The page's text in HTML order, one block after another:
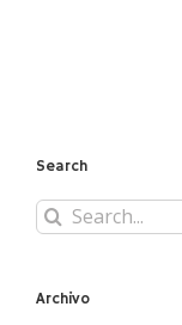
Search
Search
for:
Archivo